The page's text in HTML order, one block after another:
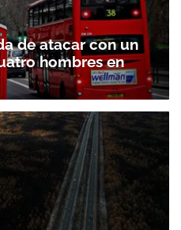
de atacar con un
hombres en